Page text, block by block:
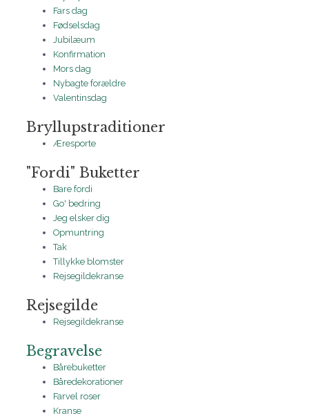
Fars dag
Fødselsdag
Jubilæum
Konfirmation
Mors dag
Nybagte forældre
Valentinsdag
Bryllupstraditioner
Æresporte
"Fordi" Buketter
Bare fordi
Go' bedring
Jeg elsker dig
Opmuntring
Tak
Tillykke blomster
Rejsegildekranse
Rejsegilde
Rejsegildekranse
Begravelse
Bårebuketter
Båredekorationer
Farvel roser
Kranse